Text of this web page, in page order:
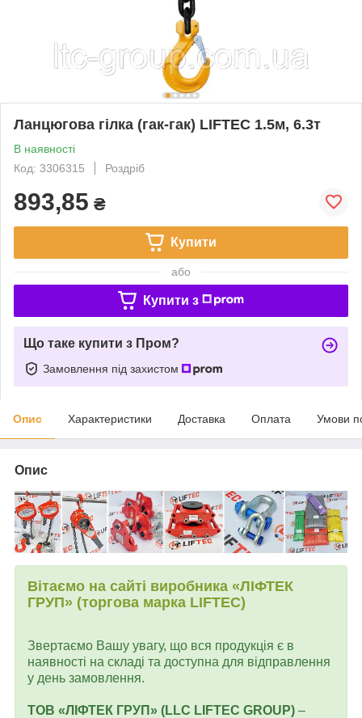
Ланцюгова гілка (гак-гак) LIFTEC 1.5м, 6.3т
В наявності
Код: 3306315
Роздріб
893,85 ₴
Купити
або
Купити з
Що таке купити з Пром?
Замовлення під захистом
Опис Характеристики Доставка Оплата Умови
Опис
Вітаємо на сайті виробника «ЛІФТЕК
ГРУП» (торгова марка LIFTEC)
Звертаємо Вашу увагу, що вся продукція є в
наявності на складі та доступна для відправлення
у день замовлення.
ТОВ «ЛІФТЕК ГРУП» (LLC LIFTEC GROUP) –